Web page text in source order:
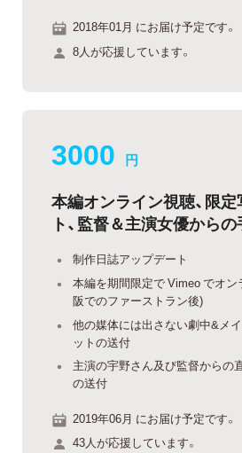
2018年01月 にお届け予定です。
8人が応援しています。
3000 円
本編オンライン視聴、限
ト、監督＆主演女優から
制作日誌アップデート
本編を期間限定で Vimeo でオン
阪でのファーストラン後)
他の媒体には出さない劇中&メ
ットの送付
主演の宇野さん及び監督からの
の送付
2019年06月 にお届け予定です。
43人が応援しています。